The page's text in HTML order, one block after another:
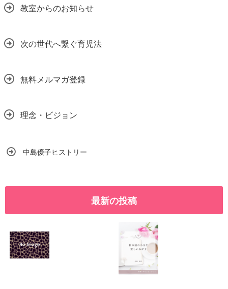
教室からのお知らせ
次の世代へ繋ぐ育児法
無料メルマガ登録
理念・ビジョン
中島優子ヒストリー
最新の投稿